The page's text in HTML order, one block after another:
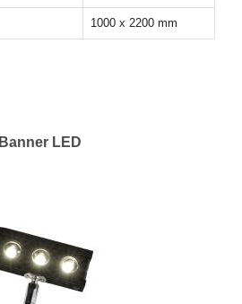
1000 x 2200 mm
Banner LED